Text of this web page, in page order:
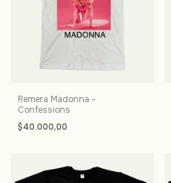
Remera Madonna -
Confessions
$40.000,00